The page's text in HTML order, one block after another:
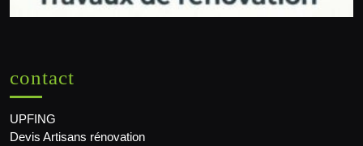
contact
UPFING
Devis Artisans rénovation